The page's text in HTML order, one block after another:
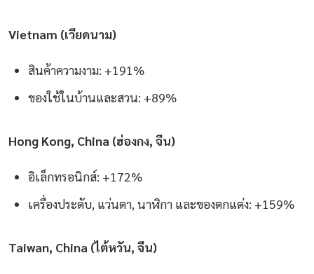
Vietnam (เวียดนาม)
สินค้าความงาม: +191%
ของใช้ในบ้านและสวน: +89%
Hong Kong, China (ฮ่องกง, จีน)
อิเล็กทรอนิกส์: +172%
เครื่องประดับ, แว่นตา, นาฬิกา และของตกแต่ง: +159%
Taiwan, China (ไต้หวัน, จีน)